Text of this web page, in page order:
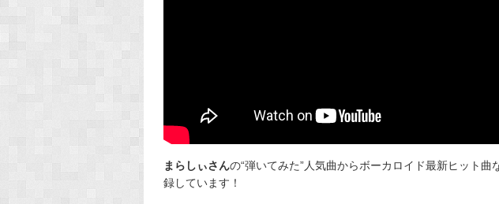
まらしぃさんの“弾いてみた”人気曲からボーカロイド最新ヒット曲
録しています！